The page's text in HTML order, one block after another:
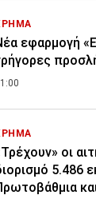
εφαρμογή
οι
5.486